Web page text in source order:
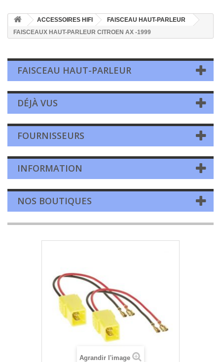
ACCESSOIRES HIFI
FAISCEAU HAUT-PARLEUR
FAISCEAUX HAUT-PARLEUR CITROEN AX -1999
FAISCEAU HAUT-PARLEUR
DÉJÀ VUS
FOURNISSEURS
INFORMATION
NOS BOUTIQUES
Agrandir l'image